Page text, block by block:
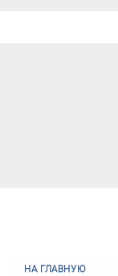
НА ГЛАВНУЮ